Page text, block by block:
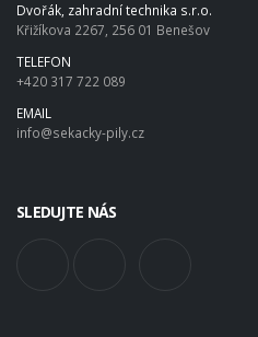
Dvořák, zahradní technika s.r.o.
Křižíkova 2267, 256 01 Benešov
TELEFON
+420 317 722 089
EMAIL
info@sekacky-pily.cz
SLEDUJTE NÁS